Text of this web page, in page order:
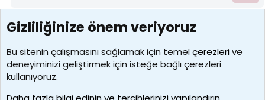
7388
Kullanıcılar
borabekirogluu
Son üye
Gizliliğinize önem veriyoruz
Bu sitenin çalışmasını sağlamak için temelçerezlerive
deneyiminizi geliştirmek için isteğe bağlı çerezleri
kullanıyoruz.